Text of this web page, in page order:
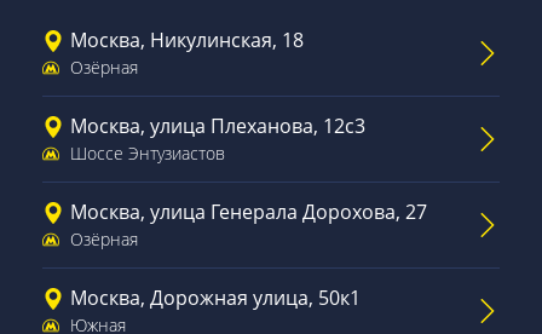
Москва, Никулинская, 18
Озёрная
Москва, улица Плеханова, 12с3
Шоссе Энтузиастов
Москва, улица Генерала Дорохова, 27
Озёрная
Москва, Дорожная улица, 50к1
Южная